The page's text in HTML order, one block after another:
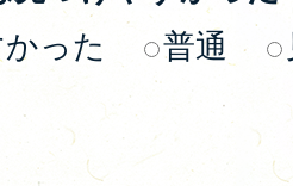
った
普通